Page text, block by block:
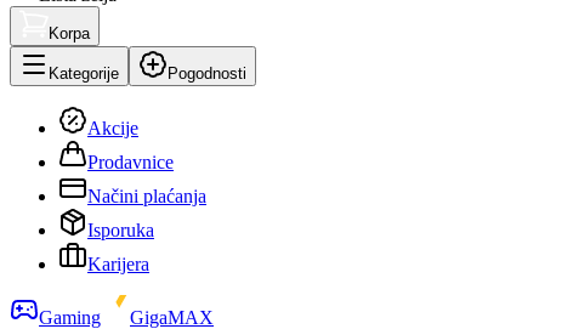
Korpa
Kategorije Pogodnosti
Akcije
Prodavnice
Načini plaćanja
Isporuka
Karijera
Gaming
GigaMAX